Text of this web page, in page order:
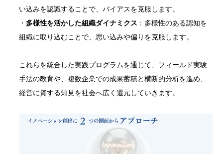
い込みを認識することで、バイアスを克服します。
・ 多様性を活かした組織ダイナミクス ：多様性のある認知を
組織に取り込むことで、思い込みや偏りを克服します。
これらを統合した実践プログラムを通じて、フィールド実験
手法の教育や、複数企業での成果蓄積と横断的分析を進め、
経営に資する知見を社会へ広く還元していきます。